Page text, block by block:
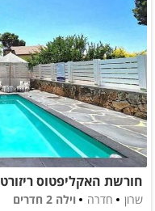
חורשת האקליפטוס ריזורט
שרון חדרה
וילה 2 חדרים